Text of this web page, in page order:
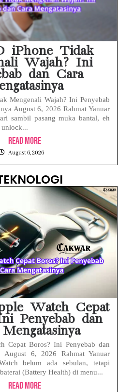
iPhone Tidak
Wajah? Ini
dan Cara
Mengenali Wajah? Ini Penyebab
August 6, 2026 Rahmat Yanuar
sambil pasang muka bantal, eh
unlock...
Read More
August 6, 2026
Watch Cepat
Penyebab dan
Cepat Boros? Ini Penyebab dan
August 6, 2026 Rahmat Yanuar
belum ada sebulan, tetapi
(Battery Health) di menu...
Read More